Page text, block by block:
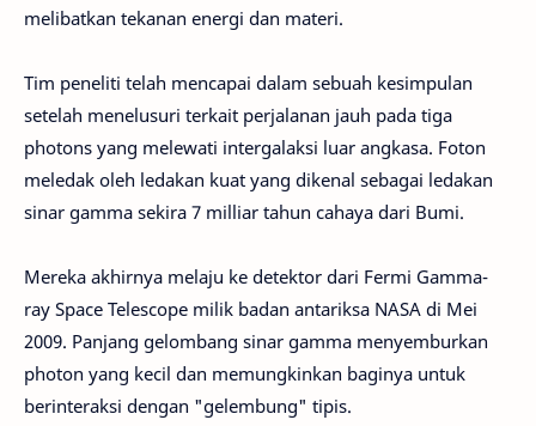
melibatkan tekanan energi dan materi.
Tim peneliti telah mencapai dalam sebuah kesimpulan
setelah menelusuri terkait perjalanan jauh pada tiga
photons yang melewati intergalaksi luar angkasa. Foton
meledak oleh ledakan kuat yang dikenal sebagai ledakan
sinar gamma sekira 7 milliar tahun cahaya dari Bumi.
Mereka akhirnya melaju ke detektor dari Fermi Gamma-
ray Space Telescope milik badan antariksa NASA di Mei
2009. Panjang gelombang sinar gamma menyemburkan
photon yang kecil dan memungkinkan baginya untuk
berinteraksi dengan "gelembung" tipis.